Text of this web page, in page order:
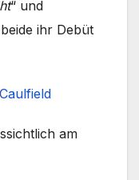
“ und
ihr Debüt
am